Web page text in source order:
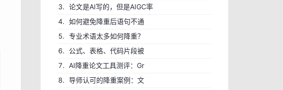
论文是AI写的，但是AIGC率
如何避免降重后语句不通
专业术语太多如何降重？
公式、表格、代码片段被
AI降重论文工具测评：Gr
导师认可的降重案例：文